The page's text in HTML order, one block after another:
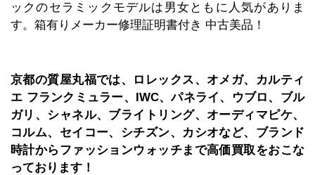
ックのセラミックモデルは男女ともに人気がありま
す。箱有りメーカー修理証明書付き 中古美品！
京都の質屋丸福では、ロレックス、オメガ、カルティ
エ フランクミュラー、IWC、パネライ、ウブロ、ブル
ガリ、シャネル、ブライトリング、オーディマピケ、
コルム、セイコー、シチズン、カシオなど、 ブランド
時計からファッションウォッチまで高価買取をおこな
っております！